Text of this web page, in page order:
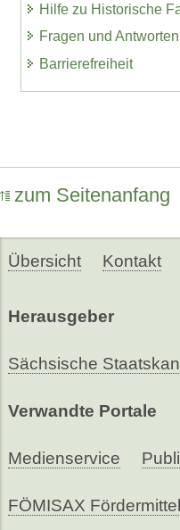
Hilfe zu Historische
Fragen und Antworten
Barrierefreiheit
zum Seitenanfang
Übersicht Kontakt
Herausgeber
Sächsische
Verwandte Portale
Medienservice
FÖMISAX